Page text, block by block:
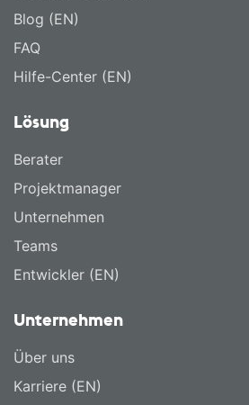
Blog (EN)
FAQ
Hilfe-Center (EN)
Lösung
Berater
Projektmanager
Unternehmen
Teams
Entwickler (EN)
Unternehmen
Über uns
Karriere (EN)